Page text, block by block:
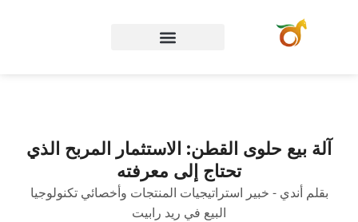
آلة بيع حلوى القطن: الاستثمار المربح الذي
تحتاج إلى معرفته
بقلم أندي - خبير استراتيجيات المنتجات وأخصائي تكنولوجيا
البيع في ريد رابيت